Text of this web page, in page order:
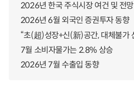
2026년 한국 주식시장 여건 및 전망
2026년 6월 외국인 증권투자 동향
“초(超)성장+신(新)공간, 대체불가
7월 소비자물가는 2.8% 상승
2026년 7월 수출입 동향